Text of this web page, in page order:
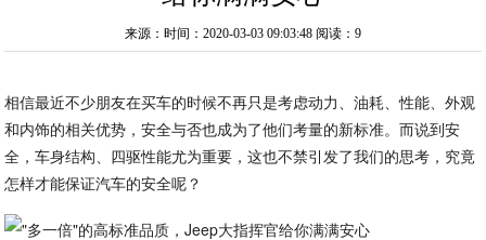
来源：时间：2020-03-03 09:03:48 阅读：9
相信最近不少朋友在买车的时候不再只是考虑动力、油耗、性能、外观
和内饰的相关优势，安全与否也成为了他们考量的新标准。而说到安
全，车身结构、四驱性能尤为重要，这也不禁引发了我们的思考，究竟
怎样才能保证汽车的安全呢？